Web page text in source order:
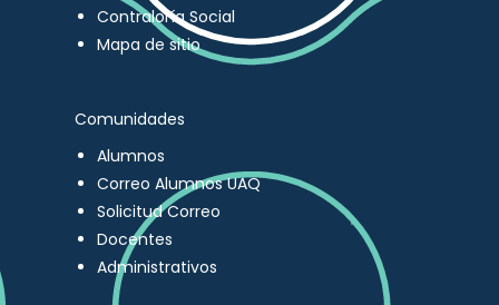
Contraloría Social
Mapa de sitio
Comunidades
Alumnos
Correo Alumnos UAQ
Solicitud Correo
Docentes
Administrativos